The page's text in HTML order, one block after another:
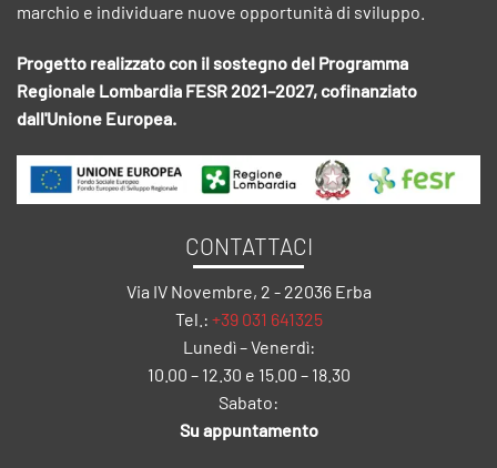
marchio e individuare nuove opportunità di sviluppo.
Progetto realizzato con il sostegno del Programma
Regionale Lombardia FESR 2021–2027, cofinanziato
dall'Unione Europea.
CONTATTACI
Via IV Novembre, 2 - 22036 Erba
Tel.: +39 031 641325
Lunedì – Venerdì:
10.00 – 12.30 e 15.00 – 18.30
Sabato:
Su appuntamento